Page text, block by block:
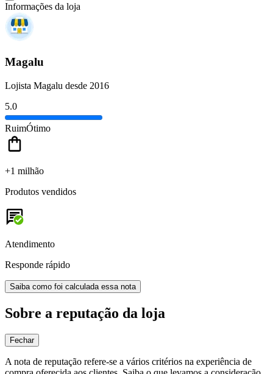
Informações da loja
Magalu
Lojista Magalu desde 2016
5.0
RuimÓtimo
+1 milhão
Produtos vendidos
Atendimento
Responde rápido
Saiba como foi calculada essa nota
Sobre a reputação da loja
Fechar
A nota de reputação refere-se a vários critérios na experiência de